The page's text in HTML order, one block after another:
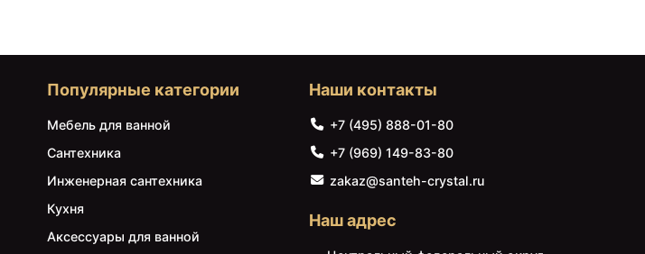
Популярные категории
Мебель для ванной
Сантехника
Инженерная сантехника
Кухня
Аксессуары для ванной
Наши контакты
+7 (495) 888-01-80
+7 (969) 149-83-80
zakaz@santeh-crystal.ru
Наш адрес